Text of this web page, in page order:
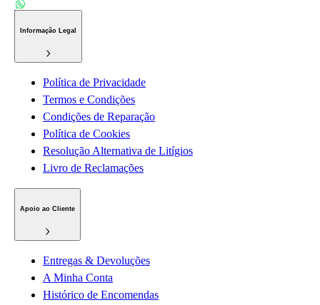
Informação Legal
Política de Privacidade
Termos e Condições
Condições de Reparação
Política de Cookies
Resolução Alternativa de Litígios
Livro de Reclamações
Apoio ao Cliente
Entregas & Devoluções
A Minha Conta
Histórico de Encomendas